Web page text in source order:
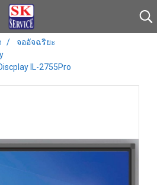
จออัจฉริยะ
IL-2755Pro